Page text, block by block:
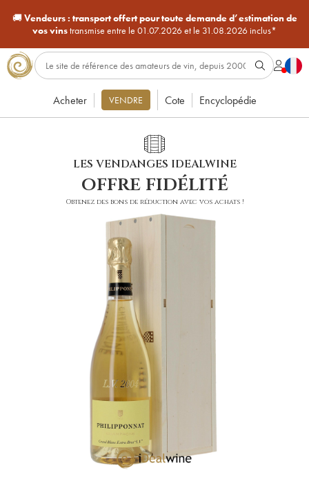
🚚Vendeurs : transport offert pour toute demande d’estimation de
vos vinstransmise entre le 01.07.2026 et le 31.08.2026 inclus*
Acheter VENDRE Cote Encyclopédie
LES VENDANGES IDEALWINE
offre fidélité
Obtenez des bons de réduction avec vos achats !